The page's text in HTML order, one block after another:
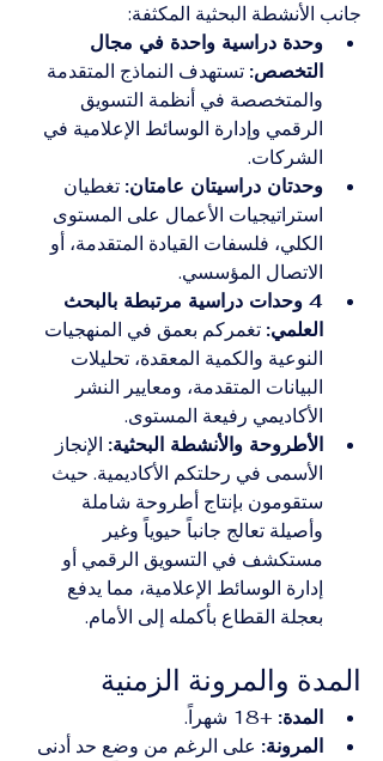
جانب الأنشطة البحثية المكثفة:
وحدة دراسية واحدة في مجال
التخصص: تستهدف النماذج المتقدمة
والمتخصصة في أنظمة التسويق
الرقمي وإدارة الوسائط الإعلامية في
الشركات.
وحدتان دراسيتان عامتان: تغطيان
استراتيجيات الأعمال على المستوى
الكلي، فلسفات القيادة المتقدمة، أو
الاتصال المؤسسي.
4 وحدات دراسية مرتبطة بالبحث
العلمي: تغمركم بعمق في المنهجيات
النوعية والكمية المعقدة، تحليلات
البيانات المتقدمة، ومعايير النشر
الأكاديمي رفيعة المستوى.
الأطروحة والأنشطة البحثية: الإنجاز
الأسمى في رحلتكم الأكاديمية. حيث
ستقومون بإنتاج أطروحة شاملة
وأصيلة تعالج جانباً حيوياً وغير
مستكشف في التسويق الرقمي أو
إدارة الوسائط الإعلامية، مما يدفع
بعجلة القطاع بأكمله إلى الأمام.
المدة والمرونة الزمنية
المدة: +18 شهراً.
المرونة: على الرغم من وضع حد أدنى